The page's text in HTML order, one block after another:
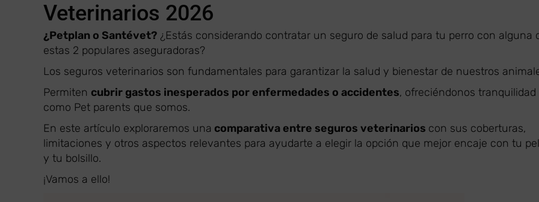
Veterinarios 2026
¿Petplan o Santévet? ¿Estás considerando contratar un seguro de salud para tu perro con alguna
estas 2 populares aseguradoras?
Los seguros veterinarios son fundamentales para garantizar la salud y bienestar de nuestros
Permiten cubrir gastos inesperados por enfermedades o accidentes, ofreciéndonos tranquilidad
como Pet parents que somos.
En este artículo exploraremos una comparativa entre seguros veterinarios con sus coberturas,
limitaciones y otros aspectos relevantes para ayudarte a elegir la opción que mejor encaje con tu
y tu bolsillo.
¡Vamos a ello!